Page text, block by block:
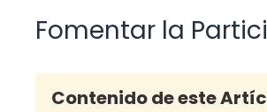
Fomentar la
Contenido de este